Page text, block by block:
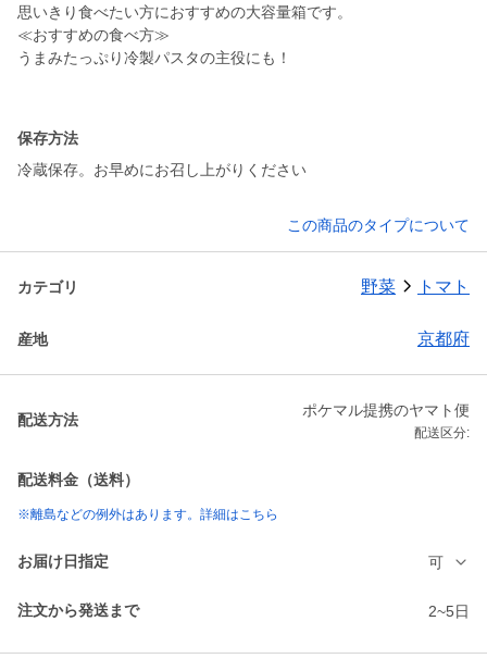
思いきり食べたい方におすすめの大容量箱です。
≪おすすめの食べ方≫
うまみたっぷり冷製パスタの主役にも！
保存方法
冷蔵保存。お早めにお召し上がりください
この商品のタイプについて
カテゴリ 野菜 トマト
産地 京都府
配送方法
ポケマル提携のヤマト便
配送区分:
配送料金（送料）
※離島などの例外はあります。詳細はこちら
お届け日指定 可
注文から発送まで 2~5日